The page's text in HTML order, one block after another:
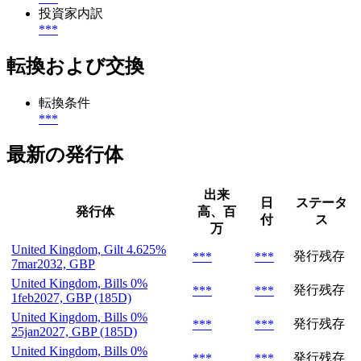
投資家内訳
***
転換および交換
転換条件
***
最新の発行体
発行体
出来
高、百
万
日
付
ステータ
ス
United Kingdom, Gilt 4.625%
7mar2032, GBP
*** ***
発行残存
United Kingdom, Bills 0%
1feb2027, GBP (185D)
*** ***
発行残存
United Kingdom, Bills 0%
25jan2027, GBP (185D)
*** ***
発行残存
United Kingdom, Bills 0%
発行残存